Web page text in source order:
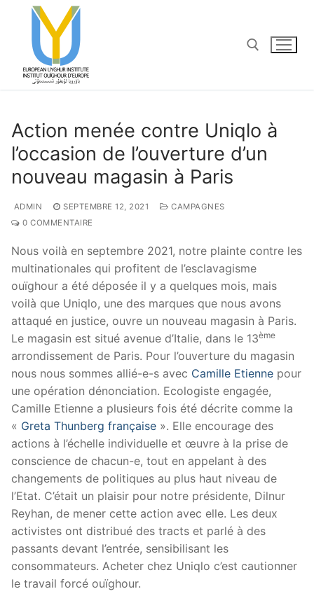
contenu
Action menée contre Uniqlo à
l’occasion de l’ouverture d’un
nouveau magasin à Paris
ADMIN SEPTEMBRE 12, 2021
CAMPAGNES
0 COMMENTAIRE
Nous voilà en septembre 2021, notre plainte contre les
multinationales qui profitent de l’esclavagisme
ouïghour a été déposée il y a quelques mois, mais
voilà que Uniqlo, une des marques que nous avons
attaqué en justice, ouvre un nouveau magasin à Paris.
Le magasin est situé avenue d’Italie, dans le 13ème
arrondissement de Paris. Pour l’ouverture du magasin
nous nous sommes allié-e-s avec Camille Etienne pour
une opération dénonciation. Ecologiste engagée,
Camille Etienne a plusieurs fois été décrite comme la
« Greta Thunberg française ». Elle encourage des
actions à l’échelle individuelle et œuvre à la prise de
conscience de chacun-e, tout en appelant à des
changements de politiques au plus haut niveau de
l’Etat. C’était un plaisir pour notre présidente, Dilnur
Reyhan, de mener cette action avec elle. Les deux
activistes ont distribué des tracts et parlé à des
passants devant l’entrée, sensibilisant les
consommateurs. Acheter chez Uniqlo c’est cautionner
le travail forcé ouïghour.